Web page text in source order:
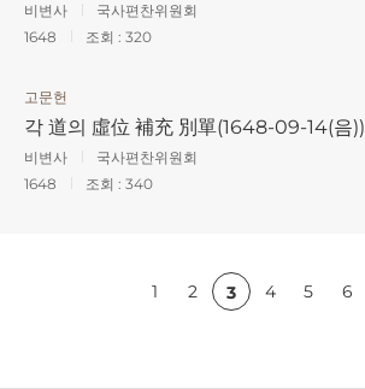
비변사
국사편찬위원회
1648
조회 : 320
고문헌
각 道의 虛位 補充 別單(1648-09-14(음))
비변사
국사편찬위원회
1648
조회 : 340
1 2 3 4 5 6